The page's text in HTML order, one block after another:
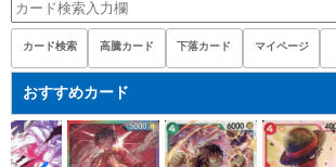
カード検索 高騰カード 下落カード マイページ
おすすめカード